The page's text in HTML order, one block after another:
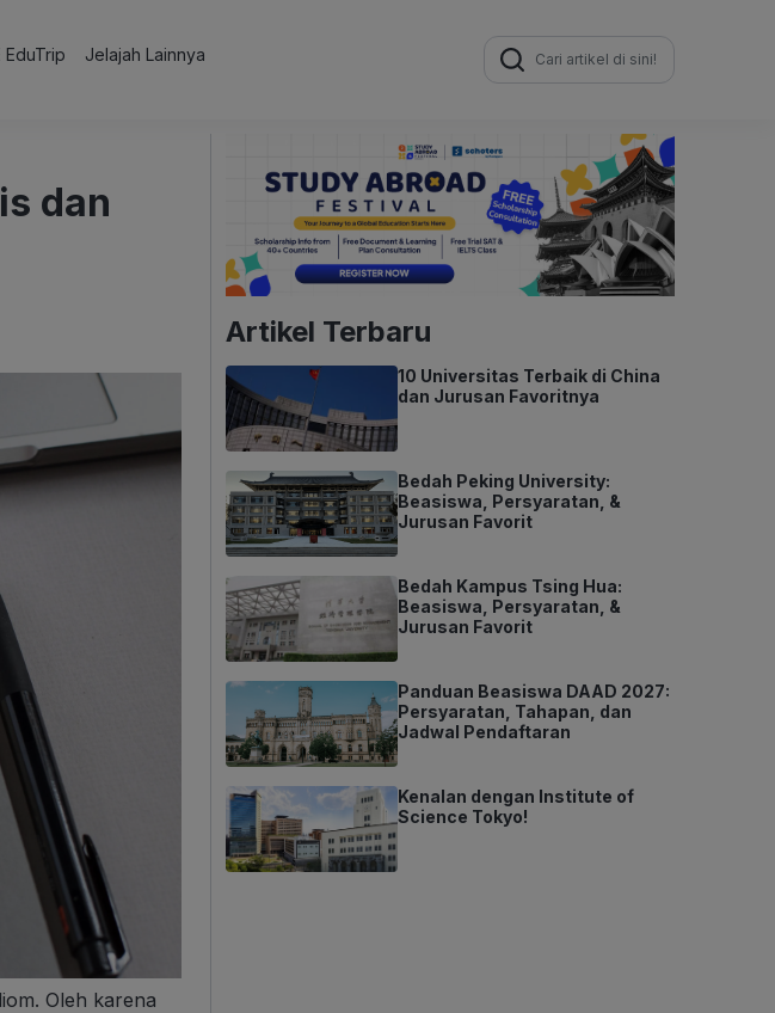
EduTrip Jelajah Lainnya
Search
for:
dan
Oleh karena
Artikel Terbaru
10 Universitas Terbaik di China
dan Jurusan Favoritnya
Bedah Peking University:
Beasiswa, Persyaratan, &
Jurusan Favorit
Bedah Kampus Tsing Hua:
Beasiswa, Persyaratan, &
Jurusan Favorit
Panduan Beasiswa DAAD 2027:
Persyaratan, Tahapan, dan
Jadwal Pendaftaran
Kenalan dengan Institute of
Science Tokyo!